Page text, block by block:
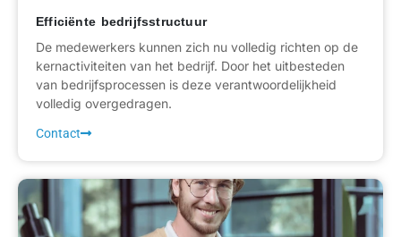
Efficiënte bedrijfsstructuur
De medewerkers kunnen zich nu volledig richten op de
kernactiviteiten van het bedrijf. Door het uitbesteden
van bedrijfsprocessen is deze verantwoordelijkheid
volledig overgedragen.
Contact